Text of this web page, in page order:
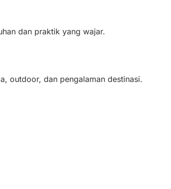
dan praktik yang wajar.
outdoor, dan pengalaman destinasi.